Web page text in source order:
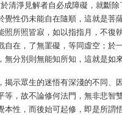
清淨見解者自必成障礙，就斷
覺性仍未能自在隨順，這就是菩
照所照皆寂，如以指指月，不復
自在，了無罣礙，等同虛空；於
無分別則無能知所知，這就是如
揭示眾生的迷悟有深淺的不同、
等，故不論修何法門，無非悲智
本性，而後始可起修，即是所謂